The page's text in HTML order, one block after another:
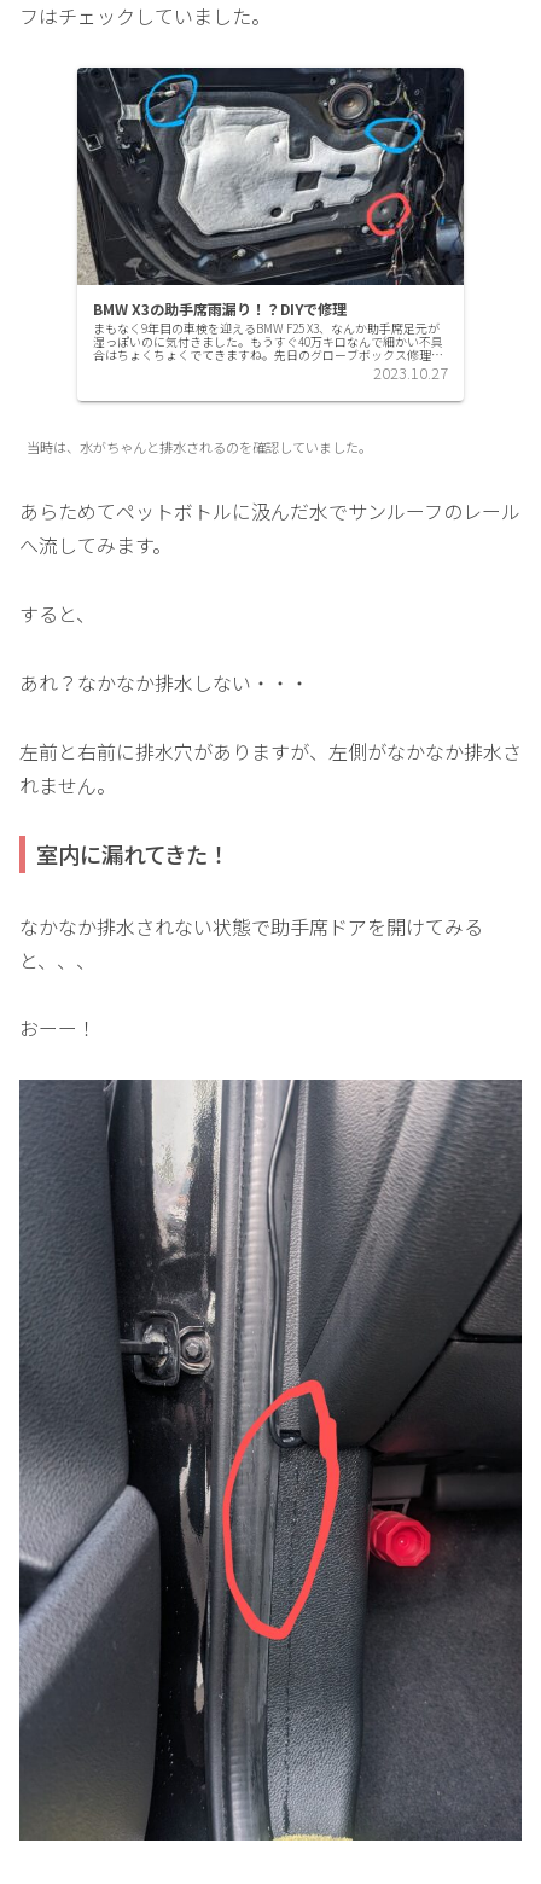
フはチェックしていました。
BMW X3の助手席雨漏り！？DIYで修理
まもなく9年目の車検を迎えるBMW F25 X3、なんか助手席足元が
湿っぽいのに気付きました。もうすぐ40万キロなんで細かい不具
合はちょくちょくでてきますね。先日のグローブボックス修理に
続いてまたトラブル発生です。助手席足元が濡れている！？...
2023.10.27
当時は、水がちゃんと排水されるのを確認していました。
あらためてペットボトルに汲んだ水でサンルーフのレール
へ流してみます。
すると、
あれ？なかなか排水しない・・・
左前と右前に排水穴がありますが、左側がなかなか排水さ
れません。
室内に漏れてきた！
なかなか排水されない状態で助手席ドアを開けてみる
と、、、
おーー！